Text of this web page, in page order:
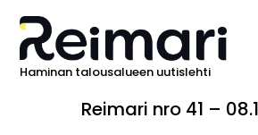
Haminan talousalueen uutislehti
Reimari nro 41 –